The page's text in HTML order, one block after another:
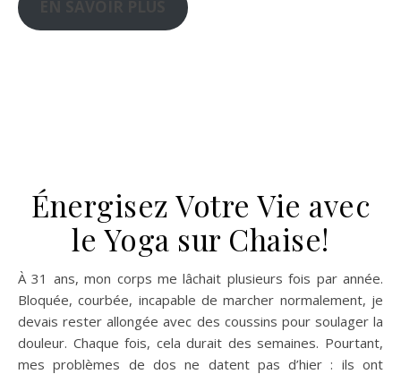
Énergisez Votre Vie avec
le Yoga sur Chaise!
À 31 ans, mon corps me lâchait plusieurs fois par année.
Bloquée, courbée, incapable de marcher normalement, je
devais rester allongée avec des coussins pour soulager la
douleur. Chaque fois, cela durait des semaines. Pourtant,
mes problèmes de dos ne datent pas d’hier : ils ont